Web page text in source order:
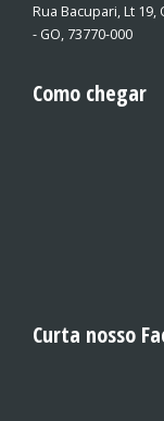
Rua Bacupari, Lt 19,
- GO, 73770-000
Como chegar
Curta nosso